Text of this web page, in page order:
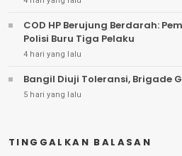
COD HP Berujung Berdarah:
Polisi Buru Tiga Pelaku
4 hari yang lalu
Bangil Diuji Toleransi, Brigade
5 hari yang lalu
TINGGALKAN BALASAN